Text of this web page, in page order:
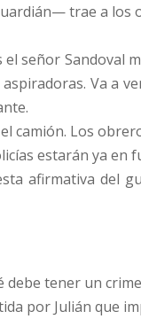
trae a los
señor Sandoval
Va a
camión. Los
estarán ya en
afirmativa del
debe tener un
por Julián que